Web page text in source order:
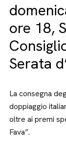
ore 18,
Serata
La consegna
doppiaggio
oltre ai premi
Fava”.